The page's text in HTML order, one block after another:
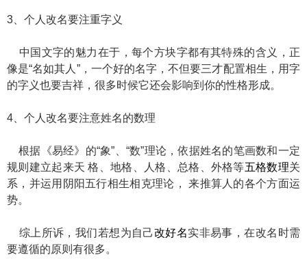
3、个人改名要注重字义
中国文字的魅力在于，每个方块字都有其特殊的含义，正
像是“名如其人”，一个好的名字，不但要三才配置相生，用字
的字义也要吉祥，很多时候它还会影响到你的性格形成。
4、个人改名要注意姓名的数理
根据《易经》的“象”、“数”理论，依据姓名的笔画数和一定
规则建立起来天 格、地格、人格、总格、外格等五格数理关
系，并运用阴阳五行相生相克理论， 来推算人的各个方面运
势。
综上所诉，我们若想为自己改好名实非易事，在改名时需
要遵循的原则有很多。